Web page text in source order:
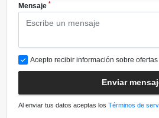
Mensaje *
Acepto recibir información sobre
Enviar
Al enviar tus datos aceptas los Términos de